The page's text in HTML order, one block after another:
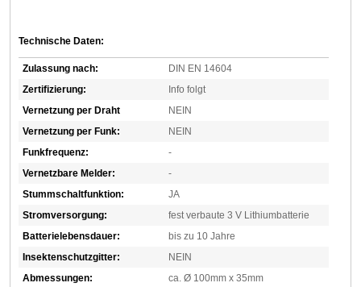
Technische Daten:
Zulassung nach:
DIN EN 14604
Zertifizierung:
Info folgt
Vernetzung per Draht
NEIN
Vernetzung per Funk:
NEIN
Funkfrequenz:
-
Vernetzbare Melder:
-
Stummschaltfunktion:
JA
Stromversorgung:
fest verbaute 3 V Lithiumbatterie
Batterielebensdauer:
bis zu 10 Jahre
Insektenschutzgitter:
NEIN
Abmessungen:
ca. Ø 100mm x 35mm